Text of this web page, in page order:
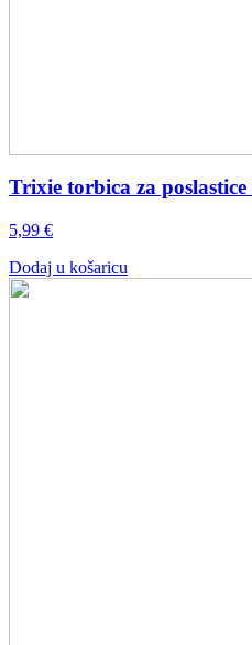
Trixie torbica za
5,99 €
Dodaj u košaricu